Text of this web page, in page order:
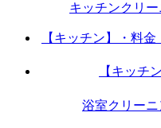
キッチンクリ
【キッチン】・料
【キッチ
浴室クリー